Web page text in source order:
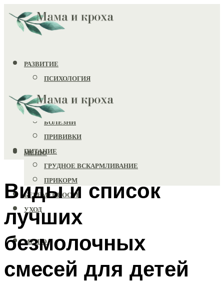
РАЗВИТИЕ
ПСИХОЛОГИЯ
ИГРУШКИ
ЗДОРОВЬЕ
БОЛЕЗНИ
ПРИВИВКИ
ПИТАНИЕ
ГРУДНОЕ ВСКАРМЛИВАНИЕ
ПРИКОРМ
БЕРЕМЕННОСТЬ
УХОД
МЕНЮ
МЕНЮ
Виды и список
лучших
безмолочных
смесей для детей